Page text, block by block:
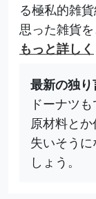
る極私的雑
思った雑貨を
もっと詳しく
最新の独り
ドーナツ
原材料と
失いそう
しょう。